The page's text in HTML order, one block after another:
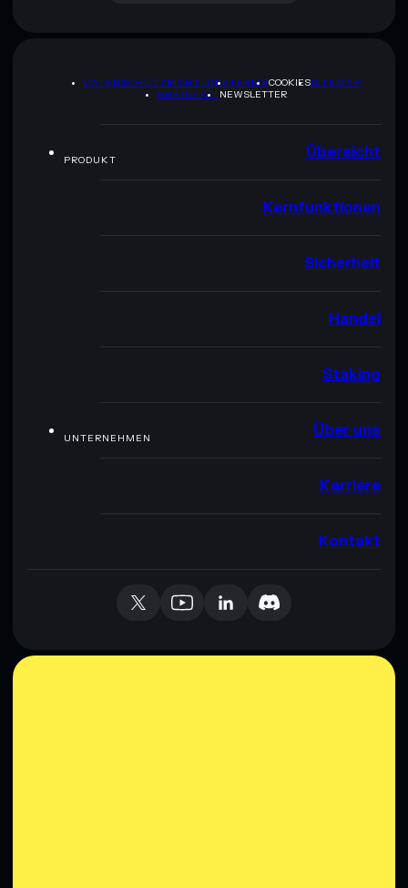
DATENSCHUTZRICHTLINIETERMSCOOKIESSITEMAP
BRAND-KITNEWSLETTER
PRODUKT Übersicht
Kernfunktionen
Sicherheit
Handel
Staking
UNTERNEHMEN Über uns
Karriere
Kontakt